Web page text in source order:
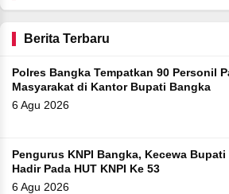
Berita Terbaru
Polres Bangka Tempatkan 90 Personil
Masyarakat di Kantor Bupati Bangka
6 Agu 2026
Pengurus KNPI Bangka, Kecewa
Hadir Pada HUT KNPI Ke 53
6 Agu 2026